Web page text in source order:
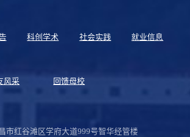
科创学术 社会实践 就业信息
风采 回馈母校
市红谷滩区学府大道999号智华经管楼